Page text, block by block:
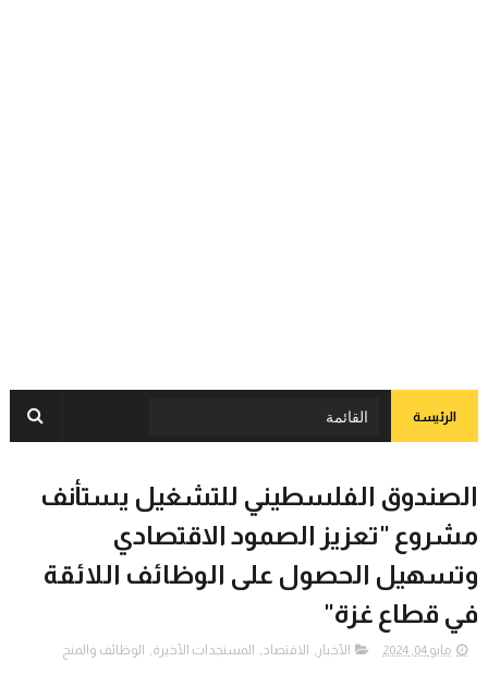
الرئيسة
الصندوق الفلسطيني للتشغيل يستأنف
مشروع "تعزيز الصمود الاقتصادي
وتسهيل الحصول على الوظائف اللائقة
في قطاع غزة"
مايو 04, 2024 الأخبار , الاقتصاد, المستجدات الأخيرة, الوظائف والمنح